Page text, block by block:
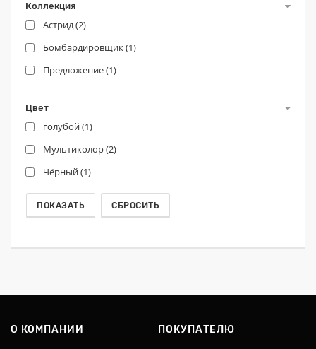
Коллекция
Астрид (2)
Бомбардировщик (1)
Предложение (1)
Цвет
голубой (1)
Мультиколор (2)
Чёрный (1)
О КОМПАНИИ ПОКУПАТЕЛЮ